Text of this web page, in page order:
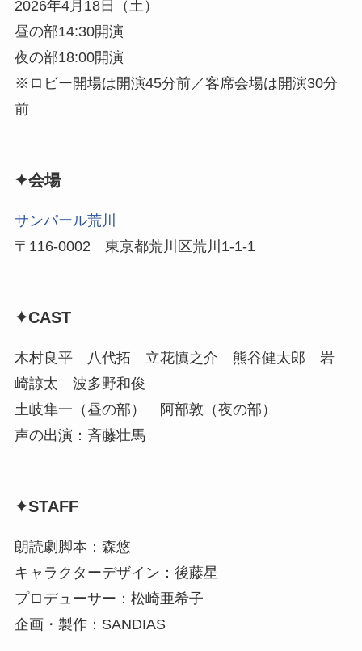
2026年4月18日（土）
昼の部14:30開演
夜の部18:00開演
※ロビー開場は開演45分前／客席会場は開演30分
前
✦会場
サンパール荒川
〒116-0002 東京都荒川区荒川1-1-1
✦CAST
木村良平 八代拓 立花慎之介 熊谷健太郎 岩
崎諒太 波多野和俊
土岐隼一（昼の部） 阿部敦（夜の部）
声の出演：斉藤壮馬
✦STAFF
朗読劇脚本：森悠
キャラクターデザイン：後藤星
プロデューサー：松崎亜希子
企画・製作：SANDIAS